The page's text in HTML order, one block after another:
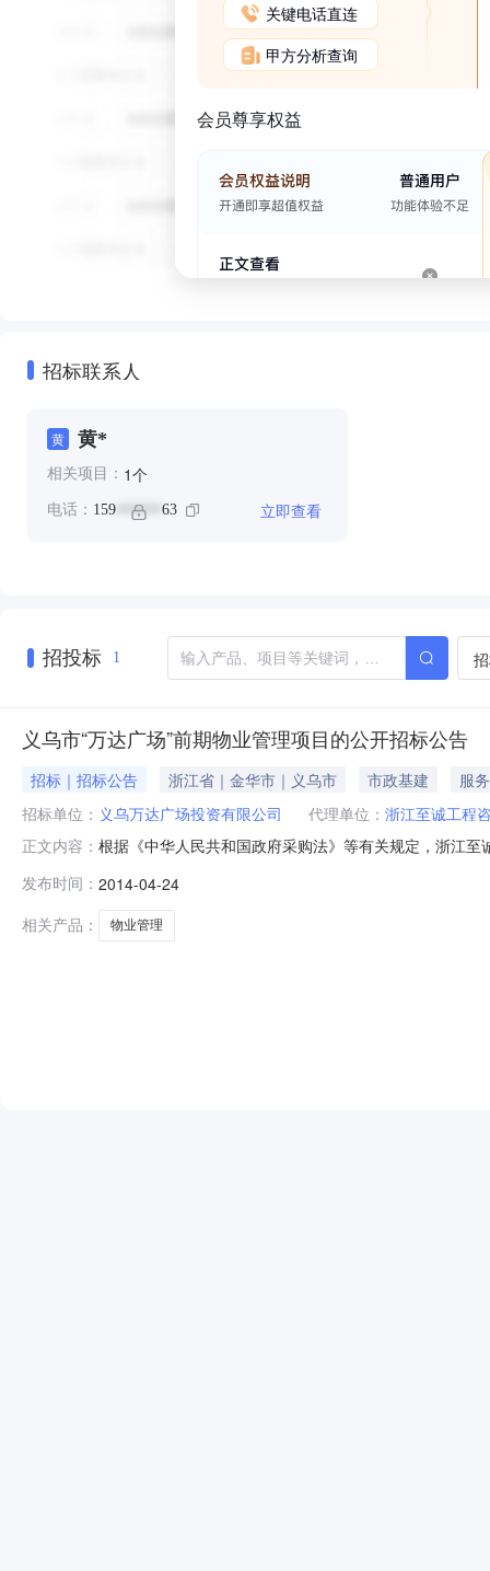
关键电话直连
甲方分析查询
会员尊享权益
招标联系人
黄 黄*
相关项目： 1个
电话： 159 ****** 63 立即查看
招投标 1
义乌市“万达广场”前期物业管理项目的公开招标公告
招标｜招标公告 浙江省｜金华市｜义乌市 市政基建
服务
招标单位： 义乌万达广场投资有限公司 代理单位： 浙江至诚工程
正文内容： 根据《中华人民共和国政府采购法》等有关规定，浙江
业类型：住宅、商业坐落位置：经济开发区稠江街道四
建筑面积64.70万平方米，规
发布时间： 2014-04-24
相关产品：
物业管理